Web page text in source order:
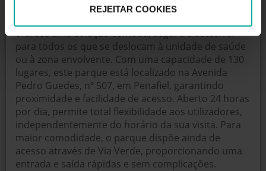
REJEITAR COOKIES
oferece uma solução cómoda, segura e acessível
para todos os que se deslocam à unidade de saúde
ou à zona envolvente. Com uma capacidade de 130
lugares, este parque está localizado na Avenida
Pedro Guedes, nº 507, em Penafiel, garantindo
proximidade e facilidade de acesso. Aberto 24 horas
por dia, permite total flexibilidade aos utilizadores,
independentemente do horário da sua visita. Para
maior comodidade, o parque dispõe ainda de
acesso através de Via Verde, proporcionando uma
entrada e saída rápidas e sem complicações.